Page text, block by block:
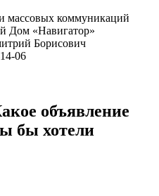
массовых коммуникаций
Дом «Навигатор»
Борисович
06
объявление
бы хотели